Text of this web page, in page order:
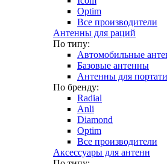
Optim
Все производители
Антенны для раций
По типу:
Автомобильные
Базовые антенны
Антенны для
По бренду:
Radial
Anli
Diamond
Optim
Все производители
Аксессуары для антенн